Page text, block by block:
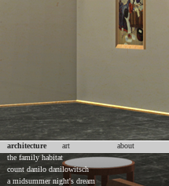
architecture
the family habitat
count danilo danilowitsch
a midsummer night's dream
art about